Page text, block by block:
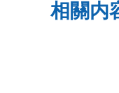
相關内